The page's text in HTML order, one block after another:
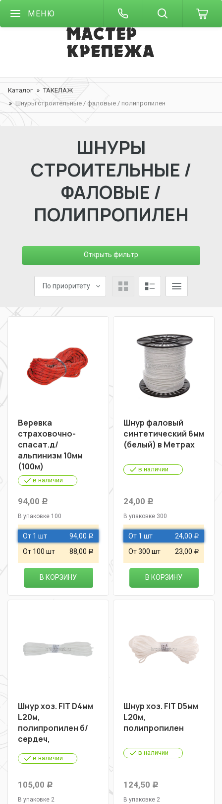
МЕНЮ
Каталог
ТАКЕЛАЖ
Шнуры строительные / фаловые / полипропилен
ШНУРЫ
СТРОИТЕЛЬНЫЕ /
ФАЛОВЫЕ /
ПОЛИПРОПИЛЕН
Открыть фильтр
По приоритету
Веревка
страховочно-
спасат.д/
альпинизм 10мм
(100м)
в наличии
94,00 Р
В упаковке 100
От 1 шт 94,00 Р
От 100 шт 88,00 Р
В КОРЗИНУ
Шнур фаловый
синтетический 6мм
(белый) в Метрах
в наличии
24,00 Р
В упаковке 300
От 1 шт 24,00 Р
От 300 шт 23,00 Р
В КОРЗИНУ
Шнур хоз. FIT D4мм
L20м,
полипропилен б/
сердеч,
в наличии
105,00 Р
В упаковке 2
Шнур хоз. FIT D5мм
L20м,
полипропилен
в наличии
124,50 Р
В упаковке 2